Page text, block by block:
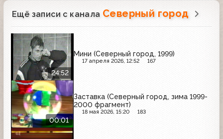
Ещё записи с канала Северный город
24:52
Мини (Северный город, 1999)
17 апреля 2026, 12:52 167
00:01
Заставка (Северный город, зима 1999-
2000 фрагмент)
18 мая 2026, 15:20 183